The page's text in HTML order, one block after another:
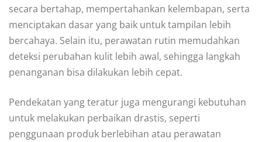
secara bertahap, mempertahankan kelembapan, serta
menciptakan dasar yang baik untuk tampilan lebih
bercahaya. Selain itu, perawatan rutin memudahkan
deteksi perubahan kulit lebih awal, sehingga langkah
penanganan bisa dilakukan lebih cepat.
Pendekatan yang teratur juga mengurangi kebutuhan
untuk melakukan perbaikan drastis, seperti
penggunaan produk berlebihan atau perawatan